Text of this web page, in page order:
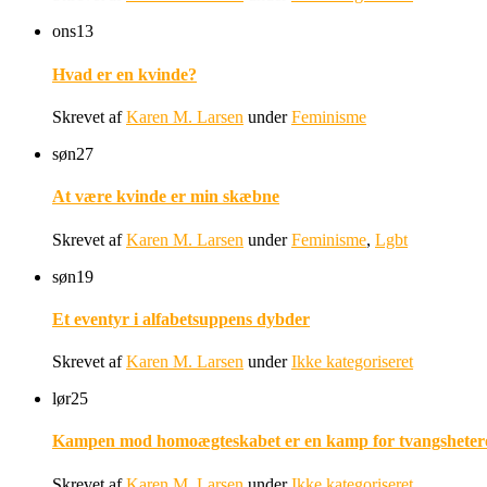
ons13
Hvad er en kvinde?
Skrevet afKaren M. Larsen underFeminisme
søn27
At være kvinde er min skæbne
Skrevet afKaren M. Larsen underFeminisme, Lgbt
søn19
Et eventyr i alfabetsuppens dybder
Skrevet afKaren M. Larsen underIkke kategoriseret
lør25
Kampen mod homoægteskabet er en kamp for